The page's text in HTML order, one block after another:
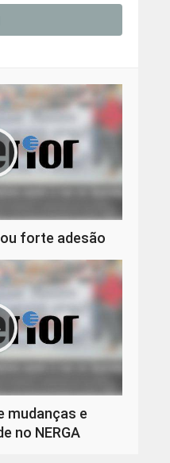
forte adesão
mudanças e
no NERGA